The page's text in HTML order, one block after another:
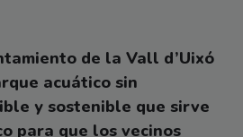
de la Vall d’Uixó
acuático sin
y sostenible que sirve
para que los vecinos